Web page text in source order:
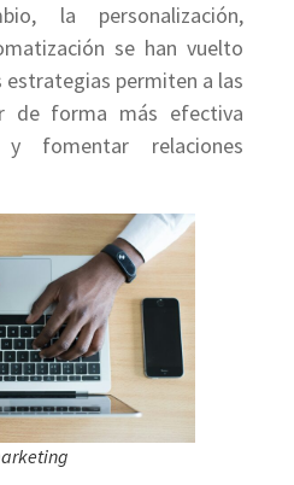
la personalización,
se han vuelto
permiten a las
de forma más efectiva
fomentar relaciones